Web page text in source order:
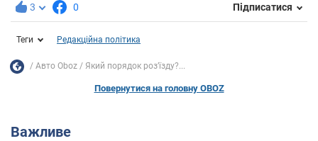
3 0 Підписатися
Теги Редакційна політика
Авто Oboz Який порядок розʼїзду?...
Повернутися на головну OBOZ
Важливе